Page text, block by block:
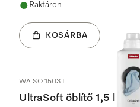
Raktáron
KOSÁRBA
WA SO 1503 L
UltraSoft öblítő 1,5 l